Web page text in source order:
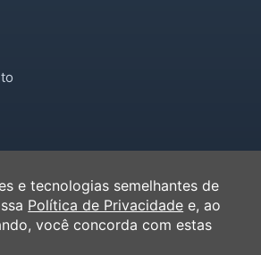
e tecnologias semelhantes de
Política de Privacidade e, ao
você concorda com estas